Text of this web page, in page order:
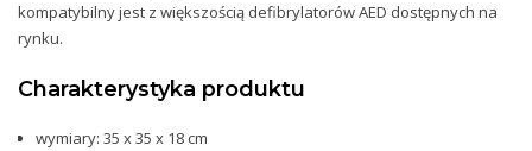
kompatybilny jest z większością defibrylatorów AED dostępnych na
rynku.
Charakterystyka produktu
wymiary: 35 x 35 x 18 cm